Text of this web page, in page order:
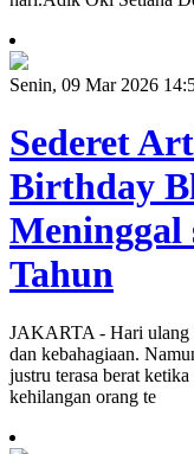
Senin, 09 Mar 2026
Sederet
Birthday
Meninggal
Tahun
JAKARTA - Hari ulang
dan kebahagiaan.
justru terasa berat
kehilangan orang te